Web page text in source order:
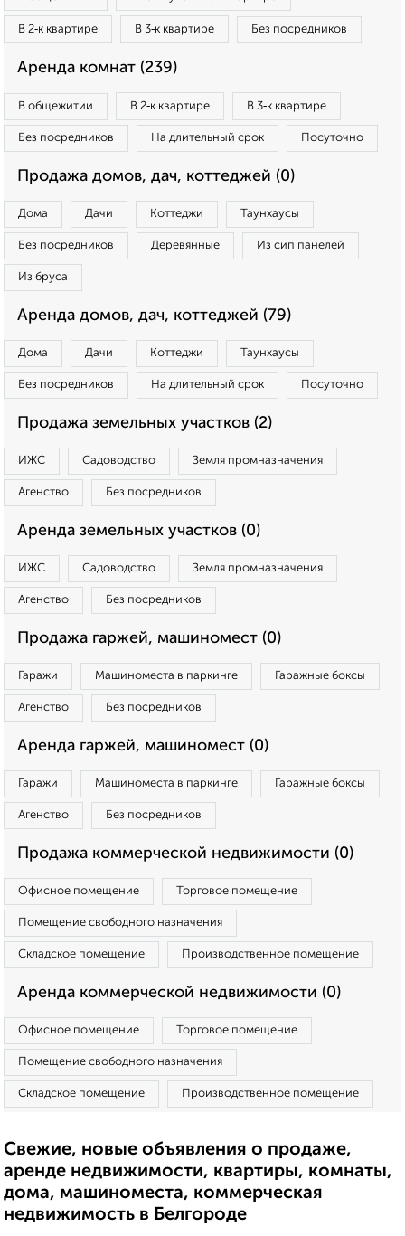
В 2‑к квартире В 3‑к квартире Без посредников
Аренда комнат (239)
В общежитии В 2‑к квартире В 3‑к квартире
Без посредников На длительный срок Посуточно
Продажа домов, дач, коттеджей (0)
Дома Дачи Коттеджи Таунхаусы
Без посредников Деревянные Из сип панелей
Из бруса
Аренда домов, дач, коттеджей (79)
Дома Дачи Коттеджи Таунхаусы
Без посредников На длительный срок Посуточно
Продажа земельных участков (2)
ИЖС Садоводство Земля промназначения
Агенство Без посредников
Аренда земельных участков (0)
ИЖС Садоводство Земля промназначения
Агенство Без посредников
Продажа гаржей, машиномест (0)
Гаражи Машиноместа в паркинге Гаражные боксы
Агенство Без посредников
Аренда гаржей, машиномест (0)
Гаражи Машиноместа в паркинге Гаражные боксы
Агенство Без посредников
Продажа коммерческой недвижимости (0)
Офисное помещение Торговое помещение
Помещение свободного назначения
Складское помещение Производственное помещение
Аренда коммерческой недвижимости (0)
Офисное помещение Торговое помещение
Помещение свободного назначения
Складское помещение Производственное помещение
Свежие, новые объявления о продаже,
аренде недвижимости, квартиры, комнаты,
дома, машиноместа, коммерческая
недвижимость в Белгороде